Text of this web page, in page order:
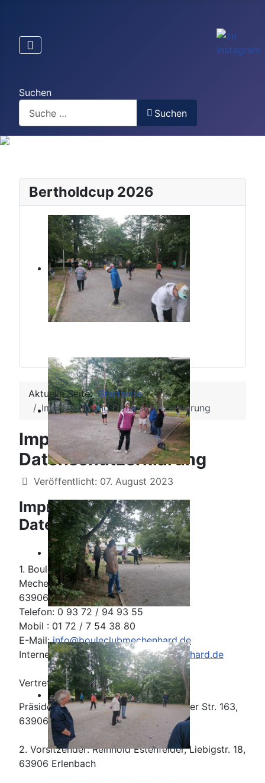
Suchen
Suchen
Bertholdcup 2026
Aktuelle Seite:Startseite
Impressum und Datenschutzerklärung
Impressum und
Datenschutzerklärung
Details
Veröffentlicht: 07. August 2023
Impressum und
Datenschutzerklärung
1. Boule Club Mechenhard e. V.
Mechenharder Str. 163
63906 Erlenbach
Telefon: 0 93 72 / 94 93 55
Mobil : 01 72 / 7 54 38 80
E-Mail:info@bouleclubmechenhard.de
Internet:http://www.bouleclubmechenhard.de
Vertretungsberechtigter Vorstand:
Präsident: Thomas Höfer, Mechenharder Str. 163,
63906 Erlenbach
2. Vorsitzender: Reinhold Estenfelder, Liebigstr. 18,
63906 Erlenbach